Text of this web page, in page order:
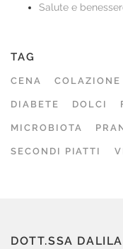
Salute e
TAG
CENA COLAZIONE
DIABETE DOLCI
MICROBIOTA
SECONDI PIATTI
DOTT.SSA